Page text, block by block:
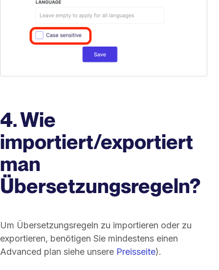
4. Wie
importiert/exportiert
man
Übersetzungsregeln?
Um Übersetzungsregeln zu importieren oder zu
exportieren, benötigen Sie mindestens einen
Advanced plan siehe unsere Preisseite).